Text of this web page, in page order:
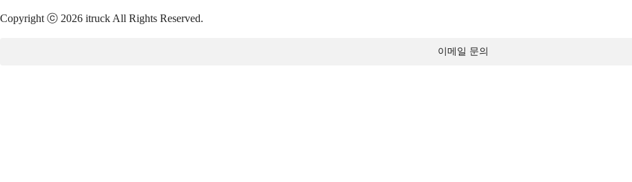
Copyright ⓒ 2026 itruck All Rights Reserved.
이메일 문의